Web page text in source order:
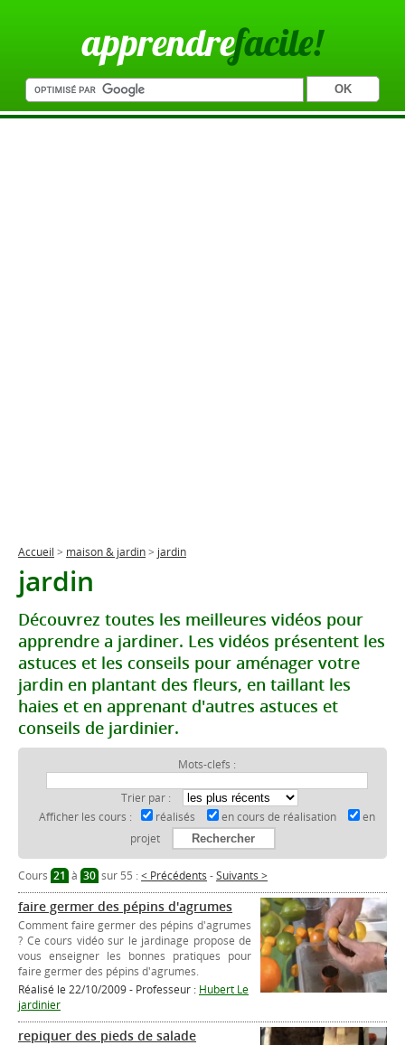
apprendrefacile!
Accueil > maison & jardin> jardin
jardin
Découvrez toutes les meilleures vidéos pour
apprendre a jardiner. Les vidéos présentent les
astuces et les conseils pour aménager votre
jardin en plantant des fleurs, en taillant les
haies et en apprenant d'autres astuces et
conseils de jardinier.
Mots-clefs :
Trier par :
Afficher les cours :
réalisés en cours de réalisation
en
projet
Cours 21à 30sur 55 :< Précédents -Suivants >
faire germer des pépins d'agrumes
Comment faire germer des pépins d'agrumes
? Ce cours vidéo sur le jardinage propose de
vous enseigner les bonnes pratiques pour
faire germer des pépins d'agrumes.
Réalisé le 22/10/2009 - Professeur : Hubert Le
jardinier
repiquer des pieds de salade